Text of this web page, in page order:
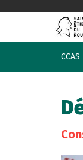
CCAS